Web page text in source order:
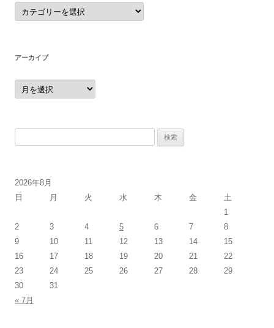
カ
テ
ゴ
アーカイブ
ア
ー
カ
2026年8月
日
月 火 水 木 金
土
1
2
3 4 5 6 7
8
9
10 11 12 13 14
15
16
17 18 19 20 21
22
23
24 25 26 27 28
29
30
31
« 7月